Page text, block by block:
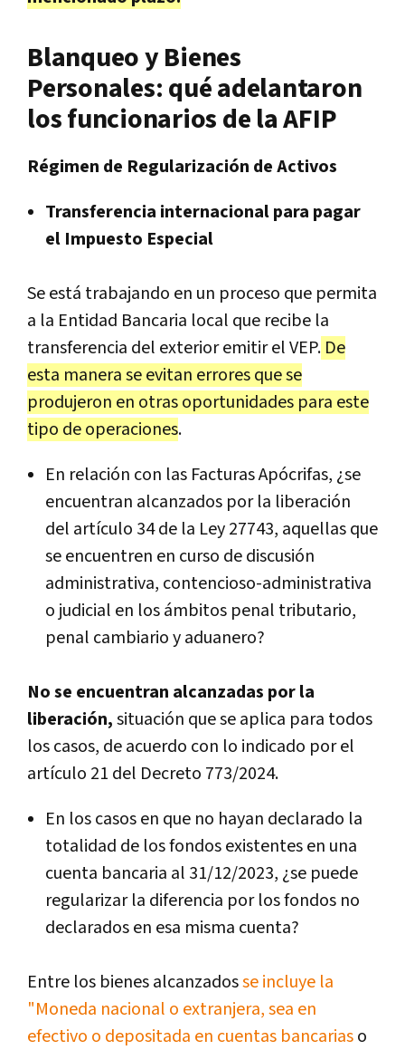
Blanqueo y Bienes
Personales: qué adelantaron
los funcionarios de la AFIP
Régimen de Regularización de Activos
Transferencia internacional para pagar
el Impuesto Especial
Se está trabajando en un proceso que permita
a la Entidad Bancaria local que recibe la
transferencia del exterior emitir el VEP. De
esta manera se evitan errores que se
produjeron en otras oportunidades para este
tipo de operaciones.
En relación con las Facturas Apócrifas, ¿se
encuentran alcanzados por la liberación
del artículo 34 de la Ley 27743, aquellas que
se encuentren en curso de discusión
administrativa, contencioso-administrativa
o judicial en los ámbitos penal tributario,
penal cambiario y aduanero?
No se encuentran alcanzadas por la
liberación,situación que se aplica para todos
los casos, de acuerdo con lo indicado por el
artículo 21 del Decreto 773/2024.
En los casos en que no hayan declarado la
totalidad de los fondos existentes en una
cuenta bancaria al 31/12/2023, ¿se puede
regularizar la diferencia por los fondos no
declarados en esa misma cuenta?
Entre los bienes alcanzadosse incluye la
"Moneda nacional o extranjera, sea en
efectivo o depositada en cuentas bancariaso